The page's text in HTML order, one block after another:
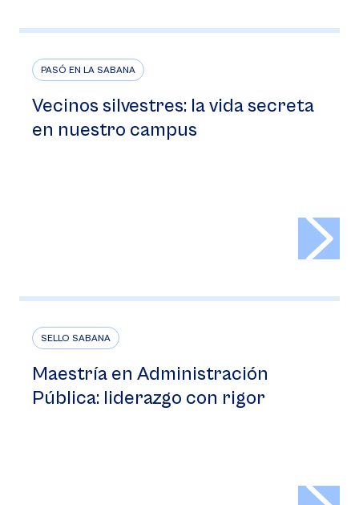
PASÓ EN LA SABANA
Vecinos silvestres: la vida secreta
en nuestro campus
SELLO SABANA
Maestría en Administración
Pública: liderazgo con rigor